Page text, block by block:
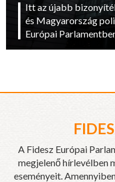
Itt az újabb
és Magyarország
Európai
A Fidesz Európai
megjelenő hírlevélben
eseményeit.